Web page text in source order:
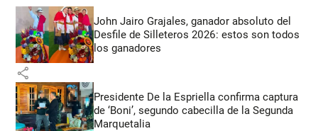
John Jairo Grajales, ganador absoluto del
Desfile de Silleteros 2026: estos son todos
los ganadores
share
Presidente De la Espriella confirma captura
de ‘Boni’, segundo cabecilla de la Segunda
Marquetalia